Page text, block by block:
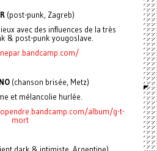
(post-punk, Zagreb)
avec des influences de la très
& post-punk yougoslave.
(chanson brisée, Metz)
et mélancolie hurlée.
album/g-t-
mort